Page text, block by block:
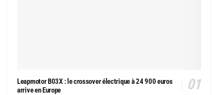
Leapmotor B03X : le crossover électrique à 24 900 euros
arrive en Europe